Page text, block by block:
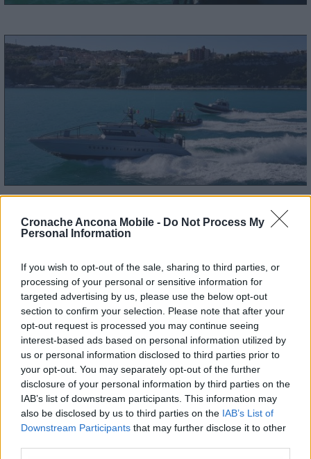
Cronache Ancona Mobile - Do Not Process My
Personal Information
If you wish to opt-out of the sale, sharing to third parties, or
processing of your personal or sensitive information for
targeted advertising by us, please use the below opt-out
section to confirm your selection. Please note that after your
opt-out request is processed you may continue seeing
interest-based ads based on personal information utilized by
us or personal information disclosed to third parties prior to
your opt-out. You may separately opt-out of the further
disclosure of your personal information by third parties on the
IAB’s list of downstream participants. This information may
also be disclosed by us to third parties on the IAB’s List of
Downstream Participants that may further disclose it to other